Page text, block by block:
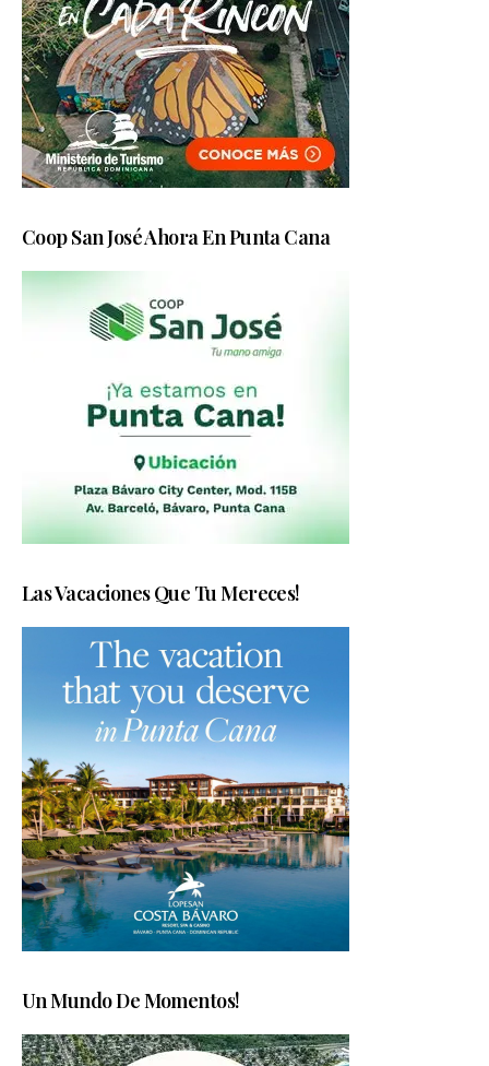
Coop San José Ahora En Punta Cana
Las Vacaciones Que Tu Mereces!
Un Mundo De Momentos!